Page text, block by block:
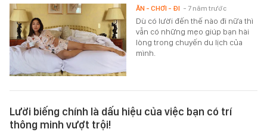
Dù có lười đến thế nào đi nữa thì
vẫn có những mẹo giúp bạn hài
lòng trong chuyến du lịch của
mình.
ĂN - CHƠI - ĐI - 7 năm trước
Lười biếng chính là dấu hiệu của việc bạn có trí
thông minh vượt trội!